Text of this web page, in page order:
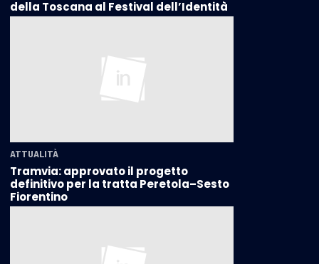
della Toscana al Festival dell’Identità
ATTUALITÀ
Tramvia: approvato il progetto
definitivo per la tratta Peretola–Sesto
Fiorentino